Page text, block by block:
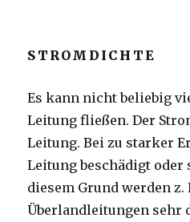
STROMDICHTE
Es kann nicht beliebig
Leitung fließen. Der
Leitung. Bei zu starker
Leitung beschädigt oder
diesem Grund werden z.
Überlandleitungen sehr